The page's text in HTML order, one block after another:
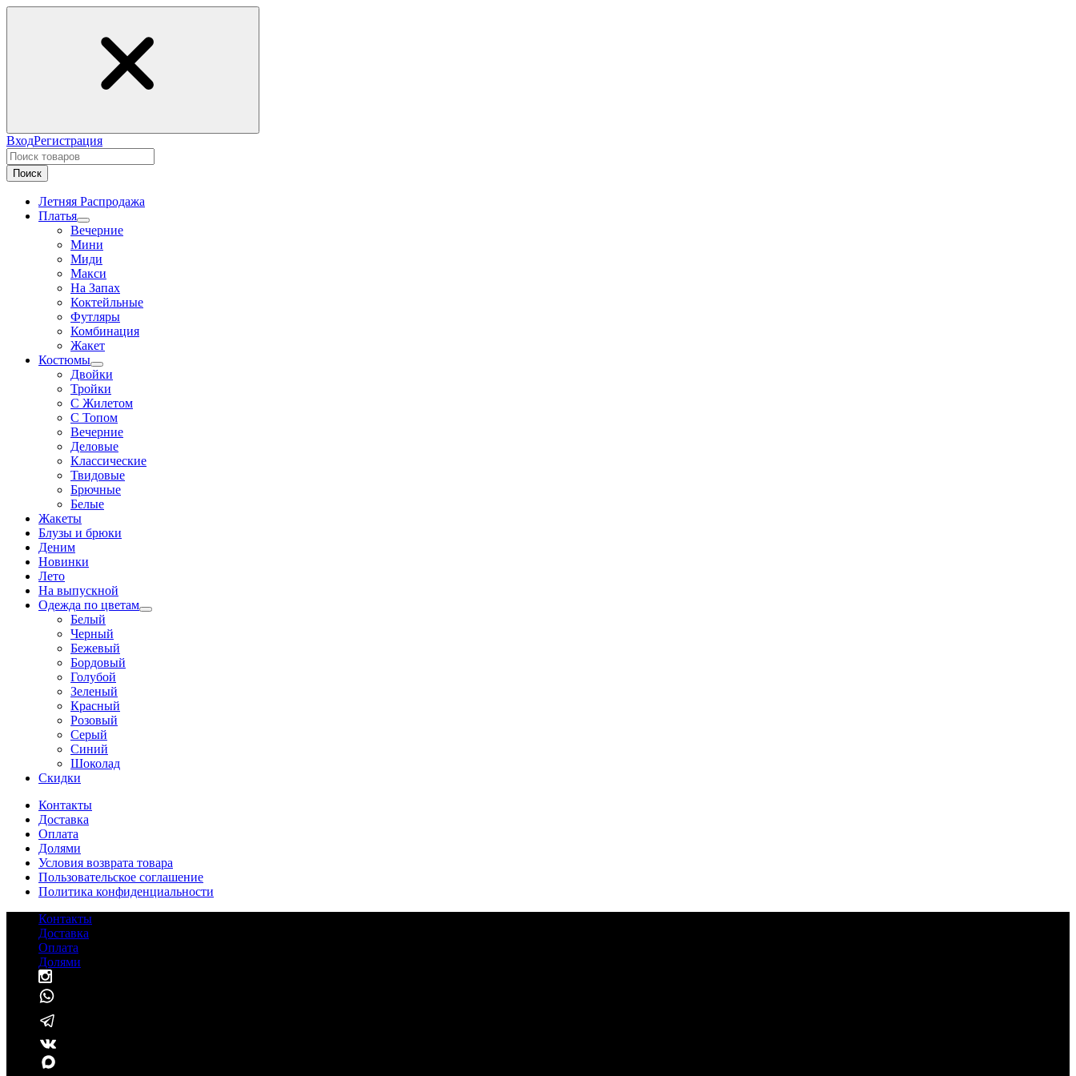
ВходРегистрация
Поиск
Летняя Распродажа
Платья
Вечерние
Мини
Миди
Макси
На Запах
Коктейльные
Футляры
Комбинация
Жакет
Костюмы
Двойки
Тройки
С Жилетом
С Топом
Вечерние
Деловые
Классические
Твидовые
Брючные
Белые
Жакеты
Блузы и брюки
Деним
Новинки
Лето
На выпускной
Одежда по цветам
Белый
Черный
Бежевый
Бордовый
Голубой
Зеленый
Красный
Розовый
Серый
Синий
Шоколад
Cкидки
Контакты
Доставка
Оплата
Долями
Условия возврата товара
Пользовательское соглашение
Политика конфиденциальности
Контакты
Доставка
Оплата
Долями